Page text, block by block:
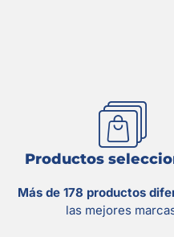
Productos
Más de 178 productos
las mejores